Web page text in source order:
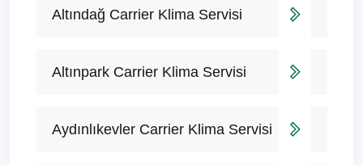
Altındağ Carrier Klima Servisi
Altınpark Carrier Klima Servisi
Aydınlıkevler Carrier Klima Servisi